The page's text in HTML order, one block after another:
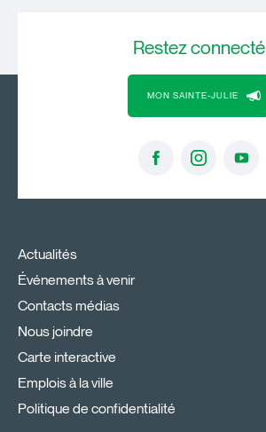
Restezconnecté
MON SAINTE-JULIE
Actualités
Événements à venir
Contacts médias
Nous joindre
Carte interactive
Emplois à la ville
Politique de confidentialité